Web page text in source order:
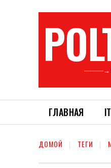
———→
ГЛАВНАЯ
ДОМОЙ ТЕГИ